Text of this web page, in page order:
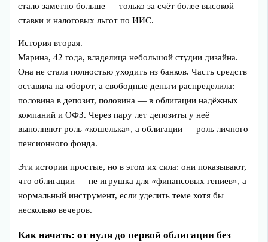
стало заметно больше — только за счёт более высокой
ставки и налоговых льгот по ИИС.
История вторая.
Марина, 42 года, владелица небольшой студии дизайна.
Она не стала полностью уходить из банков. Часть средств
оставила на оборот, а свободные деньги распределила:
половина в депозит, половина — в облигации надёжных
компаний и ОФЗ. Через пару лет депозиты у неё
выполняют роль «кошелька», а облигации — роль личного
пенсионного фонда.
Эти истории простые, но в этом их сила: они показывают,
что облигации — не игрушка для «финансовых гениев», а
нормальный инструмент, если уделить теме хотя бы
несколько вечеров.
Как начать: от нуля до первой облигации без